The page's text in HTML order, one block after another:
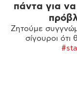
πάντα για
Ζητούμε
σίγουροι